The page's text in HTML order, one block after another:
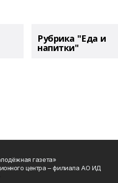
Рубрика "Еда и
напитки"
газета»
центра – филиала АО ИД